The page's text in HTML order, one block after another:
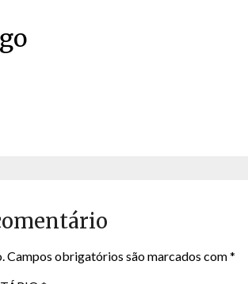
Campos obrigatórios são marcados com*